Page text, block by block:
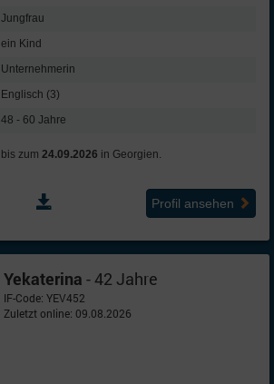
Jungfrau
ein Kind
Unternehmerin
Englisch (3)
48 - 60 Jahre
bis zum 24.09.2026 in Georgien.
Profil ansehen
Yekaterina - 42 Jahre
IF-Code: YEV452
Zuletzt online: 09.08.2026